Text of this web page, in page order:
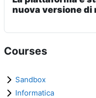
nuova versione di
Courses
Sandbox
Informatica